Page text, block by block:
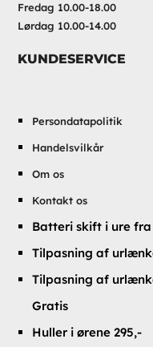
Fredag 10.00-18.00
Lørdag 10.00-14.00
KUNDESERVICE
Persondatapolitik
Handelsvilkår
Om os
Kontakt os
Batteri skift i ure fra
Tilpasning af
Tilpasning af
Gratis
Huller i ørene 295,-